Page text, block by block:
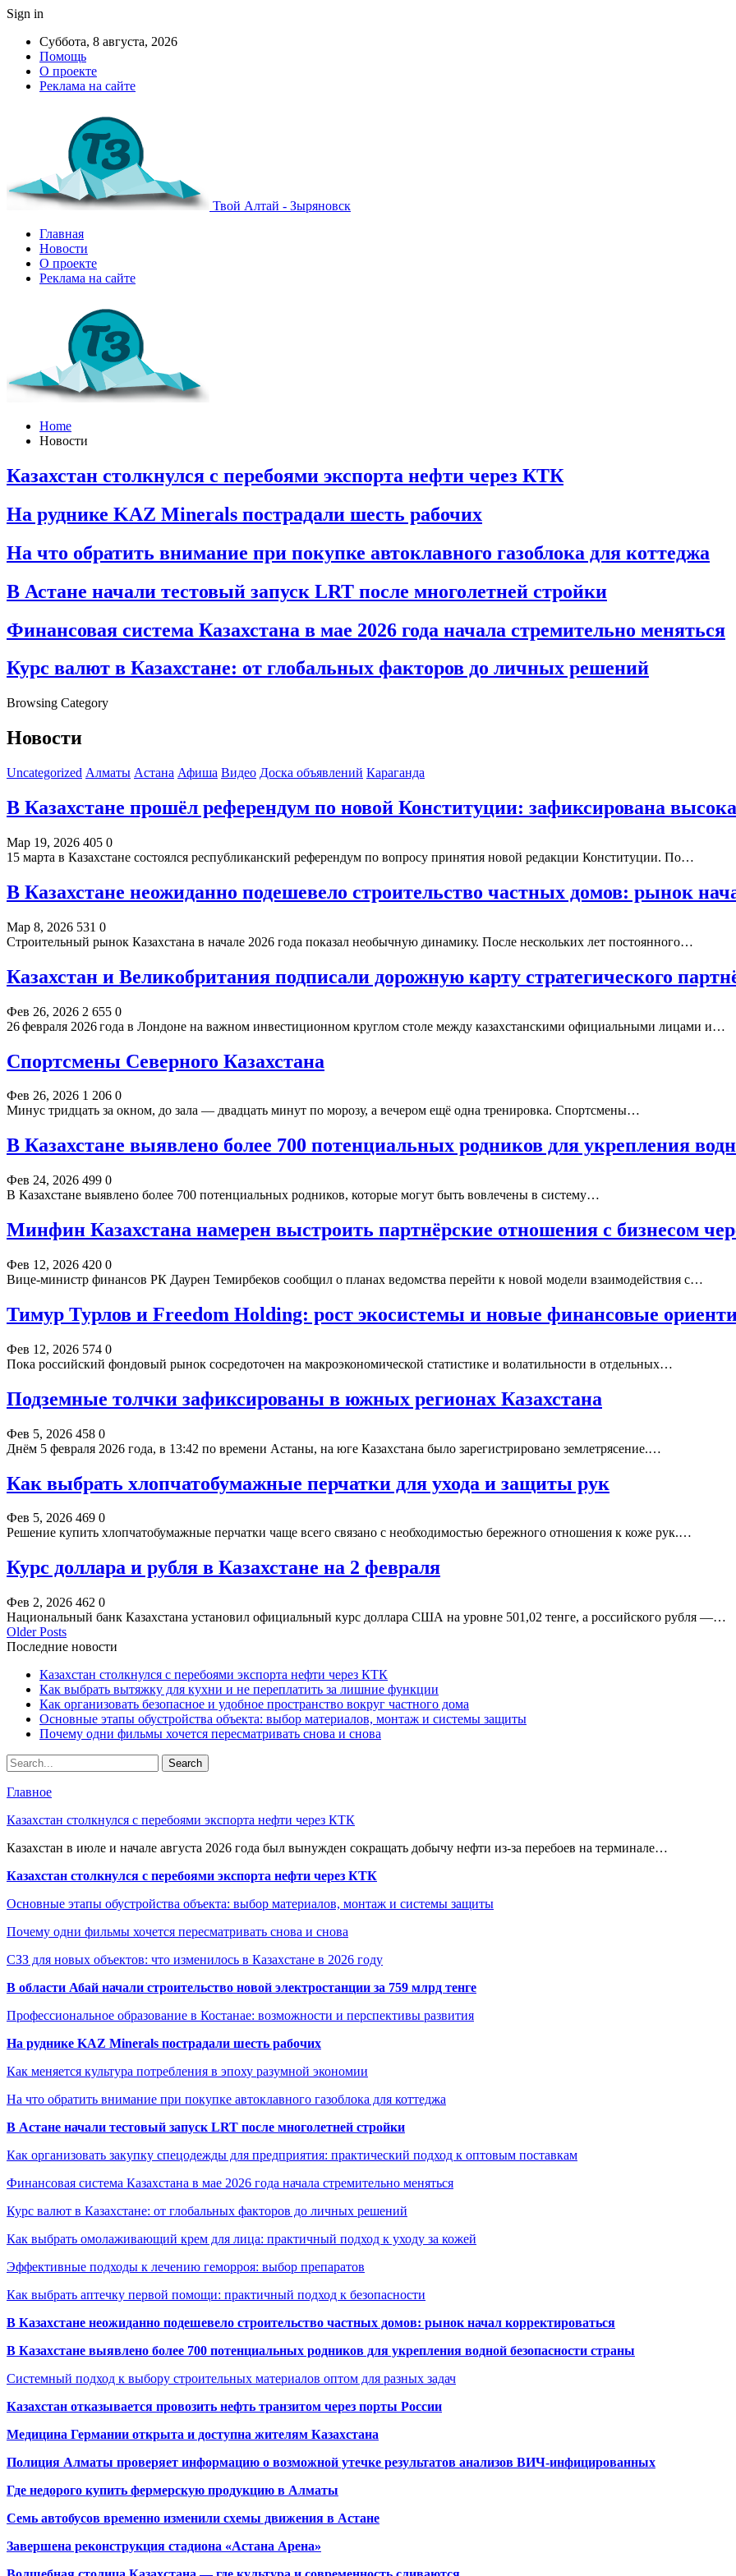
Sign in
Суббота, 8 августа, 2026
Помощь
О проекте
Реклама на сайте
Твой Алтай - Зыряновск
Главная
Новости
О проекте
Реклама на сайте
Home
Новости
Казахстан столкнулся с перебоями экспорта нефти через КТК
На руднике KAZ Minerals пострадали шесть рабочих
На что обратить внимание при покупке автоклавного газоблока для коттеджа
В Астане начали тестовый запуск LRT после многолетней стройки
Финансовая система Казахстана в мае 2026 года начала стремительно меняться
Курс валют в Казахстане: от глобальных факторов до личных решений
Browsing Category
Новости
Uncategorized Алматы Астана Афиша Видео Доска объявлений Караганда
В Казахстане прошёл референдум по новой Конституции: зафиксирована
Мар 19, 2026 405 0
15 марта в Казахстане состоялся республиканский референдум по вопросу принятия новой редакции Конституции. По…
В Казахстане неожиданно подешевело строительство частных домов: рынок
Мар 8, 2026 531 0
Строительный рынок Казахстана в начале 2026 года показал необычную динамику. После нескольких лет постоянного…
Казахстан и Великобритания подписали дорожную карту стратегического
Фев 26, 2026 2 655 0
26 февраля 2026 года в Лондоне на важном инвестиционном круглом столе между казахстанскими официальными лицами и…
Спортсмены Северного Казахстана
Фев 26, 2026 1 206 0
Минус тридцать за окном, до зала — двадцать минут по морозу, а вечером ещё одна тренировка. Спортсмены…
В Казахстане выявлено более 700 потенциальных родников для укрепления
Фев 24, 2026 499 0
В Казахстане выявлено более 700 потенциальных родников, которые могут быть вовлечены в систему…
Минфин Казахстана намерен выстроить партнёрские отношения с бизнесом
Фев 12, 2026 420 0
Вице-министр финансов РК Даурен Темирбеков сообщил о планах ведомства перейти к новой модели взаимодействия с…
Тимур Турлов и Freedom Holding: рост экосистемы и новые финансовые
Фев 12, 2026 574 0
Пока российский фондовый рынок сосредоточен на макроэкономической статистике и волатильности в отдельных…
Подземные толчки зафиксированы в южных регионах Казахстана
Фев 5, 2026 458 0
Днём 5 февраля 2026 года, в 13:42 по времени Астаны, на юге Казахстана было зарегистрировано землетрясение.…
Как выбрать хлопчатобумажные перчатки для ухода и защиты рук
Фев 5, 2026 469 0
Решение купить хлопчатобумажные перчатки чаще всего связано с необходимостью бережного отношения к коже рук.…
Курс доллара и рубля в Казахстане на 2 февраля
Фев 2, 2026 462 0
Национальный банк Казахстана установил официальный курс доллара США на уровне 501,02 тенге, а российского рубля —…
Older Posts
Последние новости
Казахстан столкнулся с перебоями экспорта нефти через КТК
Как выбрать вытяжку для кухни и не переплатить за лишние функции
Как организовать безопасное и удобное пространство вокруг частного дома
Основные этапы обустройства объекта: выбор материалов, монтаж и системы защиты
Почему одни фильмы хочется пересматривать снова и снова
Главное
Казахстан столкнулся с перебоями экспорта нефти через КТК
Казахстан в июле и начале августа 2026 года был вынужден сокращать добычу нефти из-за перебоев на терминале…
Казахстан столкнулся с перебоями экспорта нефти через КТК
Основные этапы обустройства объекта: выбор материалов, монтаж и системы защиты
Почему одни фильмы хочется пересматривать снова и снова
СЗЗ для новых объектов: что изменилось в Казахстане в 2026 году
В области Абай начали строительство новой электростанции за 759 млрд тенге
Профессиональное образование в Костанае: возможности и перспективы развития
На руднике KAZ Minerals пострадали шесть рабочих
Как меняется культура потребления в эпоху разумной экономии
На что обратить внимание при покупке автоклавного газоблока для коттеджа
В Астане начали тестовый запуск LRT после многолетней стройки
Как организовать закупку спецодежды для предприятия: практический подход к оптовым поставкам
Финансовая система Казахстана в мае 2026 года начала стремительно меняться
Курс валют в Казахстане: от глобальных факторов до личных решений
Как выбрать омолаживающий крем для лица: практичный подход к уходу за кожей
Эффективные подходы к лечению геморроя: выбор препаратов
Как выбрать аптечку первой помощи: практичный подход к безопасности
В Казахстане неожиданно подешевело строительство частных домов: рынок начал корректироваться
В Казахстане выявлено более 700 потенциальных родников для укрепления водной безопасности страны
Системный подход к выбору строительных материалов оптом для разных задач
Казахстан отказывается провозить нефть транзитом через порты России
Медицина Германии открыта и доступна жителям Казахстана
Полиция Алматы проверяет информацию о возможной утечке результатов анализов ВИЧ-инфицированных
Где недорого купить фермерскую продукцию в Алматы
Семь автобусов временно изменили схемы движения в Астане
Завершена реконструкция стадиона «Астана Арена»